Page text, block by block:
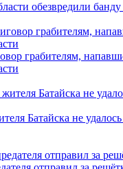
обезвредили
грабителям,
Батайска не